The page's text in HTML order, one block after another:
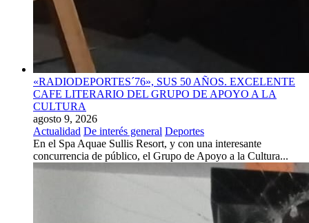
«RADIODEPORTES´76», SUS 50 AÑOS. EXCELENTE
CAFE LITERARIO DEL GRUPO DE APOYO A LA
CULTURA
agosto 9, 2026
Actualidad De interés general Deportes
En el Spa Aquae Sullis Resort, y con una interesante
concurrencia de público, el Grupo de Apoyo a la Cultura...